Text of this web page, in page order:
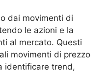
dai movimenti di
le azioni e la
al mercato. Questi
movimenti di prezzo
identificare trend,